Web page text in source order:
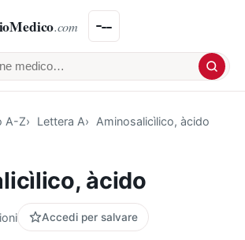
.com
medico
A-Z Lettera A Aminosalicìlico, àcido
àcido
Accedi per salvare